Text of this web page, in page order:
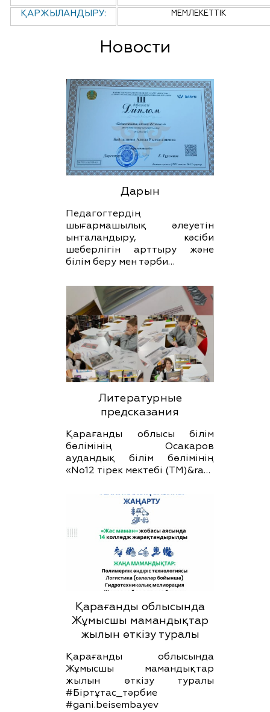
ҚАРЖЫЛАНДЫРУ: МЕМЛЕКЕТТІК
Новости
Дарын
Педагогтердің
шығармашылық әлеуетін
ынталандыру, кәсіби
шеберлігін арттыру және
білім беру мен тәрби…
Литературные
предсказания
Қарағанды облысы білім
бөлімінің Осакаров
аудандық білім бөлімінің
«No12 тірек мектебі (ТМ)&ra…
Қарағанды облысында
Жұмысшы мамандықтар
жылын өткізу туралы
Қарағанды облысында
Жұмысшы мамандықтар
жылын өткізу туралы
#Біртұтас_тәрбие
#gani.beisembayev